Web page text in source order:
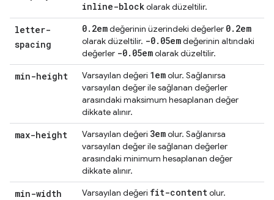
inline-blockolarak düzeltilir.
letter-
spacing
0. 2emdeğerinin üzerindeki değerler 0. 2em
olarak düzeltilir. -0. 05emdeğerinin altındaki
değerler -0. 05emolarak düzeltilir.
min-height Varsayılan değeri 1emolur. Sağlanırsa
varsayılan değer ile sağlanan değerler
arasındaki maksimum hesaplanan değer
dikkate alınır.
max-height Varsayılan değeri 3emolur. Sağlanırsa
varsayılan değer ile sağlanan değerler
arasındaki minimum hesaplanan değer
dikkate alınır.
min-width Varsayılan değeri fit-contentolur.